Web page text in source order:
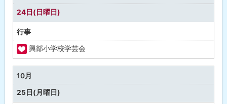
事
24日(日曜日)
行事
福
祉
・
健
興部小学校学芸会
10月
25日(月曜日)